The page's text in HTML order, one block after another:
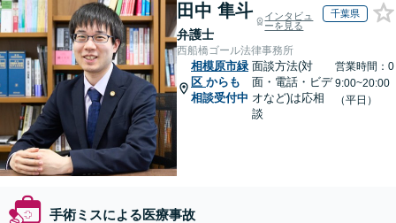
田中 隼斗
弁護士
インタビュ
ーを見る
千葉県
西船橋ゴール法律事務所
相模原市緑
区 からも
相談受付中
面談方法(対
面・電話・ビデ
オなど)は応相
談
営業時間：0
9:00~20:00
（平日）
手術ミスによる医療事故